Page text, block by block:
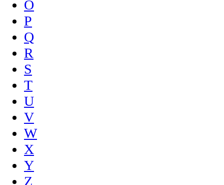
O
P
Q
R
S
T
U
V
W
X
Y
Z